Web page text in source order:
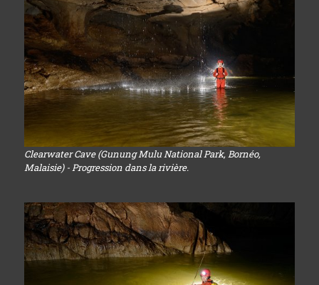
Clearwater Cave (Gunung Mulu National Park, Bornéo,
Malaisie) - Progression dans la rivière.